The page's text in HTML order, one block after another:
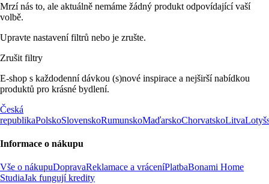
Mrzí nás to, ale aktuálně nemáme žádný produkt odpovídající vaší
volbě.
Upravte nastavení filtrů nebo je zrušte.
Zrušit filtry
E-shop s každodenní dávkou (s)nové inspirace a nejširší nabídkou
produktů pro krásné bydlení.
Česká
republikaPolskoSlovenskoRumunskoMaďarskoChorvatskoLitva
Informace o nákupu
Vše o nákupuDopravaReklamace a vráceníPlatbaBonami Home
StudiaJak fungují kredity